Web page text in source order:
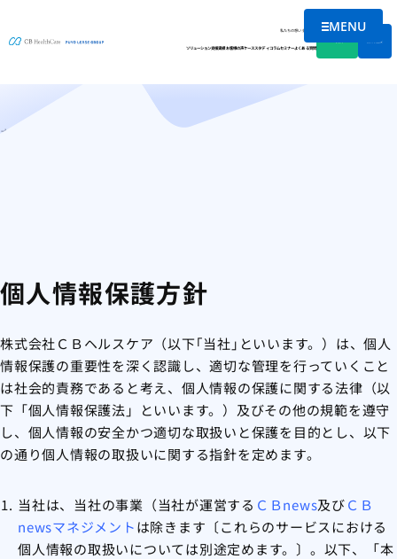
メニュー
MENU
私たちの想い会社情報
ソリューション支援実績お客様の声ケーススタディコラムセミナーよくある質問
個人情報保護方針
ホーム
個人情報保護方針
株式会社ＣＢヘルスケア（以下｢当社｣といいます。）は、個人
情報保護の重要性を深く認識し、適切な管理を行っていくこと
は社会的責務であると考え、個人情報の保護に関する法律（以
下「個人情報保護法」といいます。）及びその他の規範を遵守
し、個人情報の安全かつ適切な取扱いと保護を目的とし、以下
の通り個人情報の取扱いに関する指針を定めます。
当社は、当社の事業（当社が運営する ＣＢnews及びＣＢ
newsマネジメントは除きます〔これらのサービスにおける
個人情報の取扱いについては別途定めます。〕。以下、「本